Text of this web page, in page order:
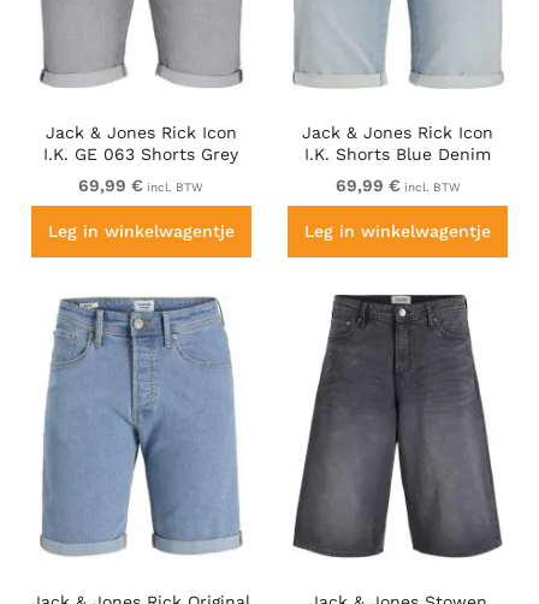
Jack & Jones Rick Icon
I.K. GE 063 Shorts Grey
Denim
69,99 € incl. BTW
Leg in winkelwagentje
Jack & Jones Rick Icon
I.K. Shorts Blue Denim
69,99 € incl. BTW
Leg in winkelwagentje